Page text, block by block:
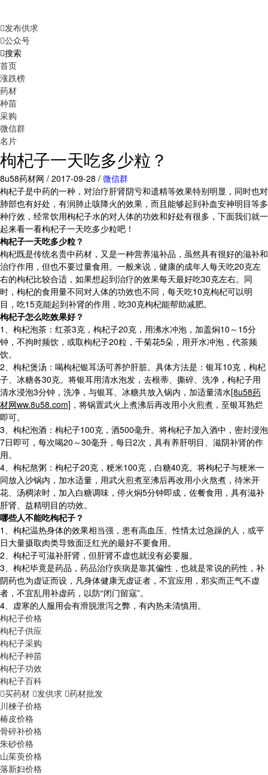
发布供求
公众号
搜索
首页
涨跌榜
药材
种苗
采购
微信群
名片
枸杞子一天吃多少粒？
8u58药材网 / 2017-09-28 / 微信群
枸杞子是中药的一种，对治疗肝肾阴亏和遗精等效果特别明显，同时也对
肺部也有好处，有润肺止咳降火的效果，而且能够起到补血安神明目等多
种疗效，经常饮用枸杞子水的对人体的功效和好处有很多，下面我们就一
起来看一看枸杞子一天吃多少粒吧！
枸杞子一天吃多少粒？
枸杞既是传统名贵中药材，又是一种营养滋补品，虽然具有很好的滋补和
治疗作用，但也不要过量食用。一般来说，健康的成年人每天吃20克左
右的枸杞比较合适，如果想起到治疗的效果每天最好吃30克左右。同
时，枸杞的食用量不同对人体的功效也不同，每天吃10克枸杞可以明
目，吃15克能起到补肾的作用，吃30克枸杞能帮助减肥。
枸杞子怎么吃效果好？
1、枸杞泡茶：红茶3克，枸杞子20克，用沸水冲泡，加盖焖10～15分
钟，不拘时频饮，或取枸杞子20粒，干菊花5朵，用开水冲泡，代茶频
饮。
2、枸杞煲汤：喝枸杞银耳汤可养护肝脏。具体方法是：银耳10克，枸杞
子、冰糖各30克。将银耳用清水泡发，去根蒂、撕碎、洗净，枸杞子用
清水浸泡3分钟，洗净，与银耳、冰糖共放入锅内，加适量清水[8u58药
材网ww.8u58.com] ，将锅置武火上煮沸后再改用小火煎煮，至银耳熟烂
即可。
3、枸杞泡酒：枸杞子100克，酒500毫升。将枸杞子加入酒中，密封浸泡
7日即可，每次喝20～30毫升，每日2次，具有养肝明目、滋阴补肾的作
用。
4、枸杞熬粥：枸杞子20克，粳米100克，白糖40克。将枸杞子与粳米一
同放入沙锅内，加水适量，用武火煎煮至沸后再改用小火熬煮，待米开
花、汤稠浓时，加入白糖调味，停火焖5分钟即成，佐餐食用，具有滋补
肝肾、益精明目的功效。
哪些人不能吃枸杞子？
1、枸杞温热身体的效果相当强，患有高血压、性情太过急躁的人，或平
日大量摄取肉类导致面泛红光的最好不要食用。
2、枸杞子可滋补肝肾，但肝肾不虚也就没有必要服。
3、枸杞毕竟是药品，药品治疗疾病是靠其偏性，也就是常说的药性，补
阴药也为虚证而设，凡身体健康无虚证者，不宜应用，邪实而正气不虚
者，不宜乱用补虚药，以防“闭门留寇”。
4、虚寒的人服用会有滑脱泄泻之弊，有内热未清慎用。
枸杞子价格
枸杞子供应
枸杞子采购
枸杞子种苗
枸杞子功效
枸杞子百科
买药材 发供求 药材批发
川楝子价格
椿皮价格
骨碎补价格
朱砂价格
山茱萸价格
落新妇价格